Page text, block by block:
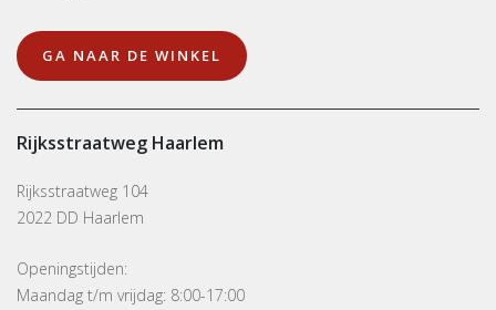
GA NAAR DE WINKEL
Rijksstraatweg Haarlem
Rijksstraatweg 104
2022 DD Haarlem
Openingstijden:
Maandag t/m vrijdag: 8:00-17:00